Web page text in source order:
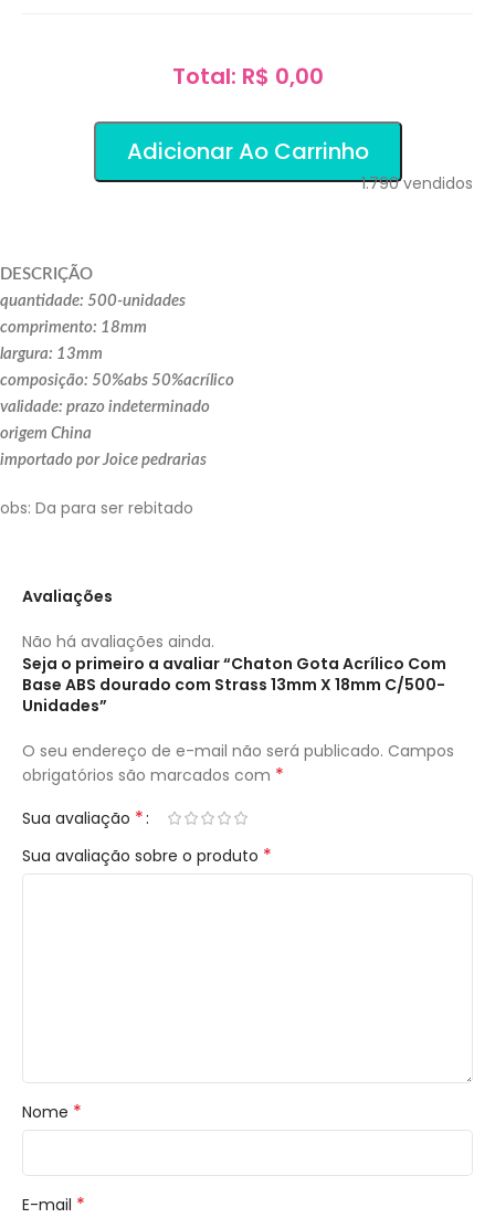
Total: R$ 0,00
Adicionar Ao Carrinho
1.790vendidos
DESCRIÇÃO
quantidade: 500-unidades
comprimento: 18mm
largura: 13mm
composição: 50%abs 50%acrílico
validade: prazo indeterminado
origem China
importado por Joice pedrarias
obs: Da para ser rebitado
Avaliações
Não há avaliações ainda.
Seja o primeiro a avaliar “Chaton Gota Acrílico Com
Base ABS dourado com Strass 13mm X 18mm C/500-
Unidades”
O seu endereço de e-mail não será publicado. Campos
obrigatórios são marcados com *
Sua avaliação *
Sua avaliação sobre o produto *
Nome *
E-mail *